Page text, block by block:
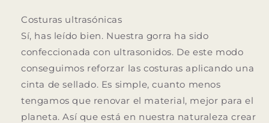
Costuras ultrasónicas
Sí, has leído bien. Nuestra gorra ha sido
confeccionada con ultrasonidos. De este modo
conseguimos reforzar las costuras aplicando una
cinta de sellado. Es simple, cuanto menos
tengamos que renovar el material, mejor para el
planeta. Así que está en nuestra naturaleza crear